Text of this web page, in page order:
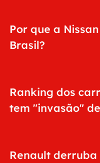
Por que a
Brasil?
Ranking dos
tem "invasão"
Renault